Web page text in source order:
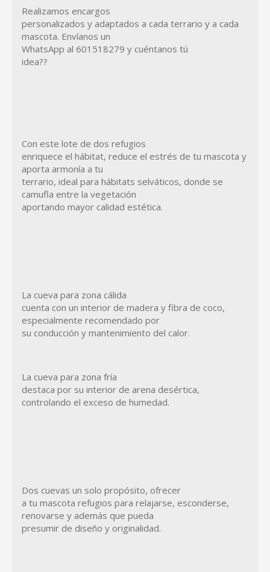
Realizamos encargos
personalizados y adaptados a cada terrario y a cada
mascota. Envíanos un
WhatsApp al 601518279 y cuéntanos tú
idea??
Con este lote de dos refugios
enriquece el hábitat, reduce el estrés de tu mascota y
aporta armonía a tu
terrario, ideal para hábitats selváticos, donde se
camufla entre la vegetación
aportando mayor calidad estética.
La cueva para zona cálida
cuenta con un interior de madera y fibra de coco,
especialmente recomendado por
su conducción y mantenimiento del calor.
La cueva para zona fría
destaca por su interior de arena desértica,
controlando el exceso de humedad.
Dos cuevas un solo propósito, ofrecer
a tu mascota refugios para relajarse, esconderse,
renovarse y además que pueda
presumir de diseño y originalidad.